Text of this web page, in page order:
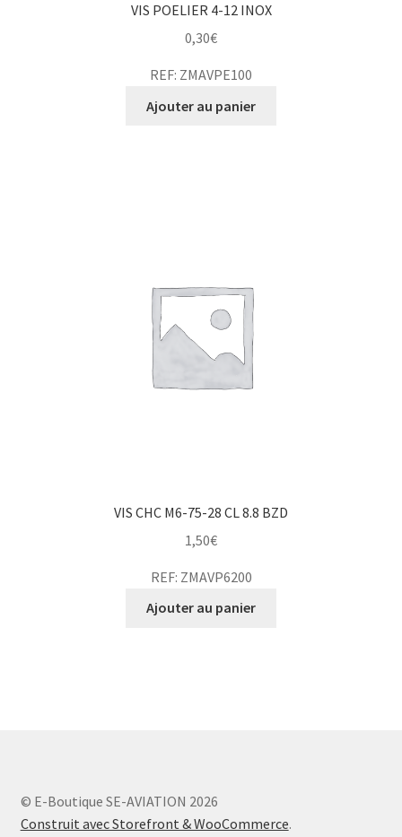
VIS POELIER 4-12 INOX
0,30€
REF: ZMAVPE100
Ajouter au panier
VIS CHC M6-75-28 CL 8.8 BZD
1,50€
REF: ZMAVP6200
Ajouter au panier
© E-Boutique SE-AVIATION 2026
Construit avec Storefront & WooCommerce.